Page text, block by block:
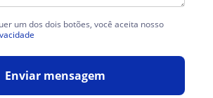
um dos dois botões, você aceita nosso
Enviar mensagem